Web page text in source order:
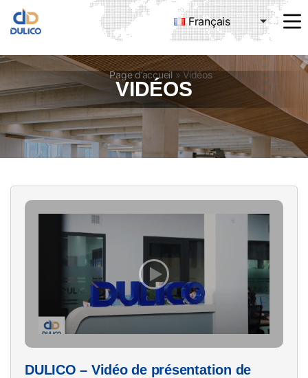
&
TRADING
DULICO
COMPANY
LIMITED
Français
Page d’accueil»Vidéos
VIDÉOS
DULICO – Vidéo de présentation de